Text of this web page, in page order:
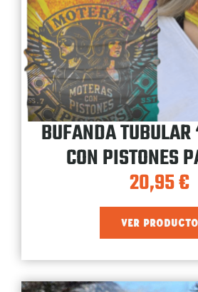
BUFANDA TUBULAR
CON PISTONES
20,95€
VER PRODUCTO